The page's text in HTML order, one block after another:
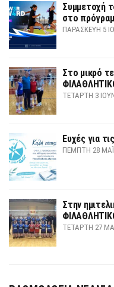
Συμμετοχή
στο
ΠΑΡΑΣΚΕΥΉ 5
Στο μικρό
ΤΕΤΆΡΤΗ 3
Ευχές για
ΠΈΜΠΤΗ 28
Στην
ΤΕΤΆΡΤΗ 27